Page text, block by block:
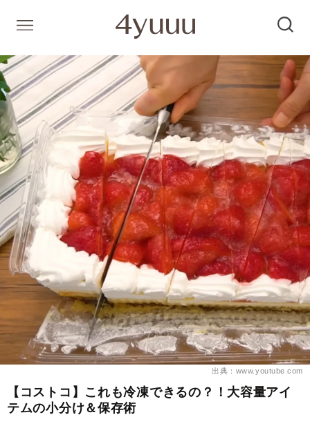
出典：www.youtube.com
【コストコ】これも冷凍できるの？！大容量アイ
テムの小分け＆保存術